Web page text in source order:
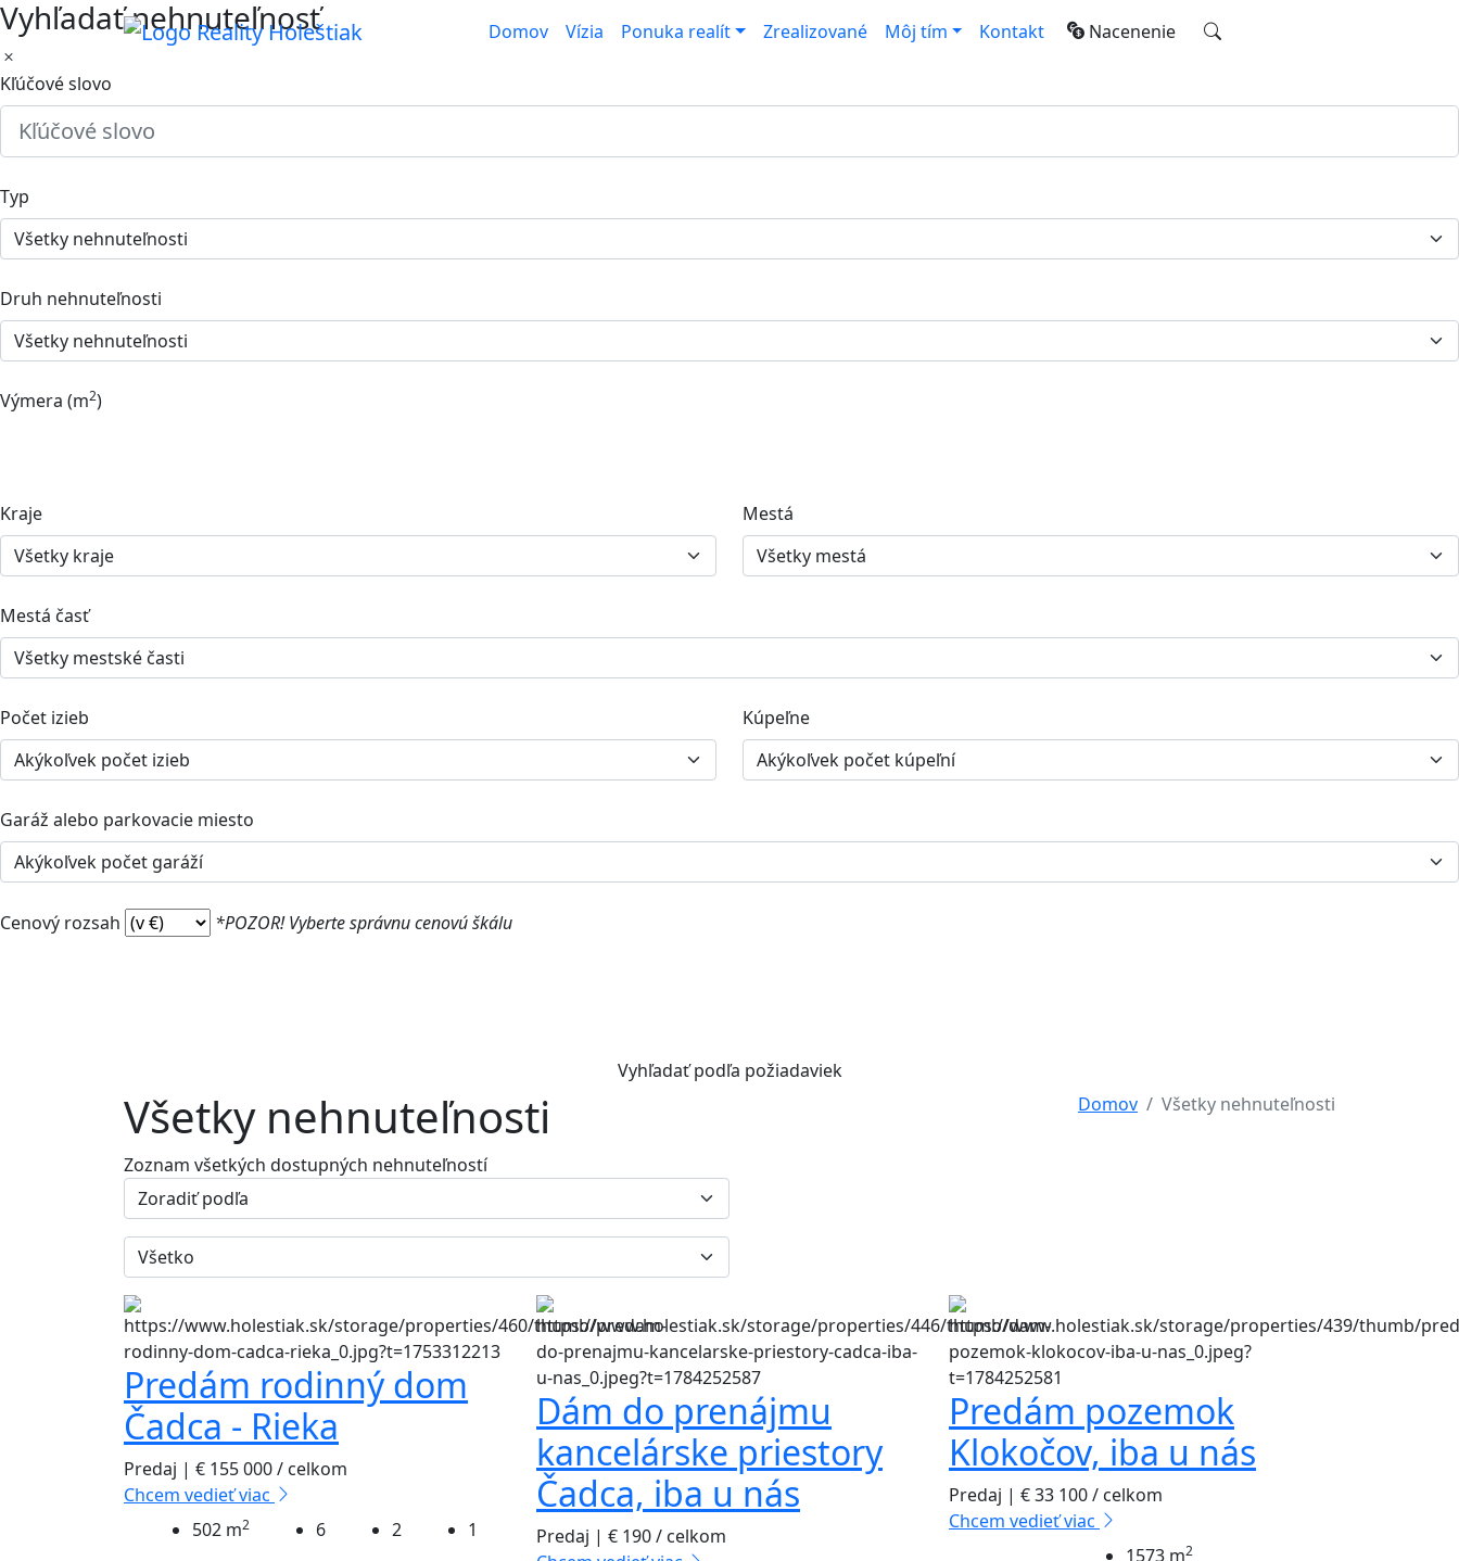
Vyhľadať nehnuteľnosť
Kľúčové slovo
Typ
Druh nehnuteľnosti
Výmera (m2)
Kraje Mestá
Mestá časť
Počet izieb Kúpeľne
Garáž alebo parkovacie miesto
Cenový rozsah *POZOR! Vyberte správnu cenovú škálu
Vyhľadať podľa požiadaviek
Domov Vízia Ponuka realít Zrealizované Môj tím Kontakt Nacenenie
Všetky nehnuteľnosti
Zoznam všetkých dostupných nehnuteľností
Domov Všetky nehnuteľnosti
Predám rodinný dom
Čadca - Rieka
Predaj | € 155 000 / celkom
Chcem vedieť viac
502 m2 6 2 1
Dám do prenájmu
kancelárske priestory
Čadca, iba u nás
Predaj | € 190 / celkom
Predám pozemok
Klokočov, iba u nás
Predaj | € 33 100 / celkom
Chcem vedieť viac
1573 m2